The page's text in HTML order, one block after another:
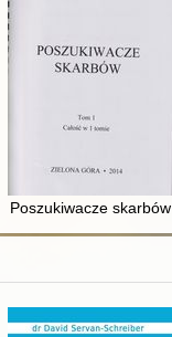
Poszukiwacze skarbów